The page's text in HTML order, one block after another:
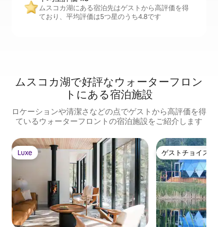
ムスコカ湖にある宿泊先はゲストから高評価を得
ており、平均評価は5つ星のうち4.8です
ムスコカ湖で好評なウォーターフロン
トにある宿泊施設
ロケーションや清潔さなどの点でゲストから高評価を得
ているウォーターフロントの宿泊施設をご紹介します
Luxe
Luxe ゲストチョイス
ゲストチョイス